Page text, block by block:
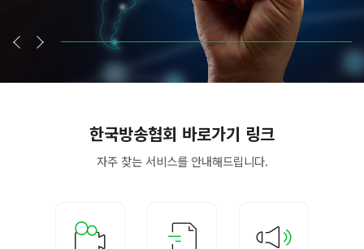
한국방송협회 바로가기 링크
자주 찾는 서비스를안내해드립니다.